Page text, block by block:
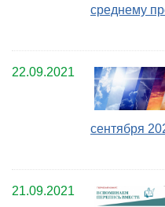
среднему
22.09.2021
сентября
21.09.2021